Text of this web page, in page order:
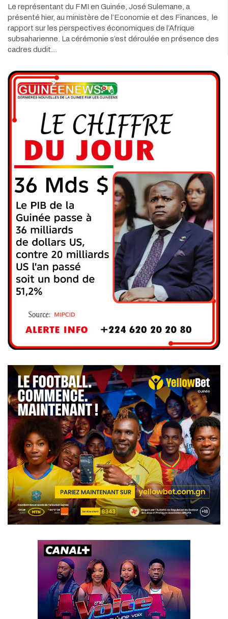
Le représentant du FMI en Guinée, José Sulemane, a
présenté hier, au ministère de l’Economie et des Finances, le
rapport sur les perspectives économiques de l’Afrique
subsaharienne. La cérémonie s’est déroulée en présence des
cadres dudit…